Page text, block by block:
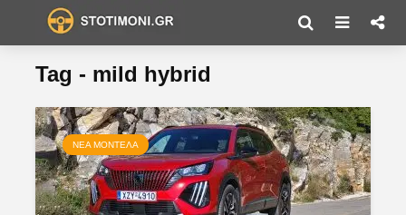
Tag - mild hybrid
ΝΈΑ ΜΟΝΤΈΛΑ